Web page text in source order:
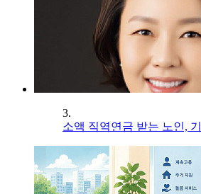
3.
소액 직역연금 받는 노인,